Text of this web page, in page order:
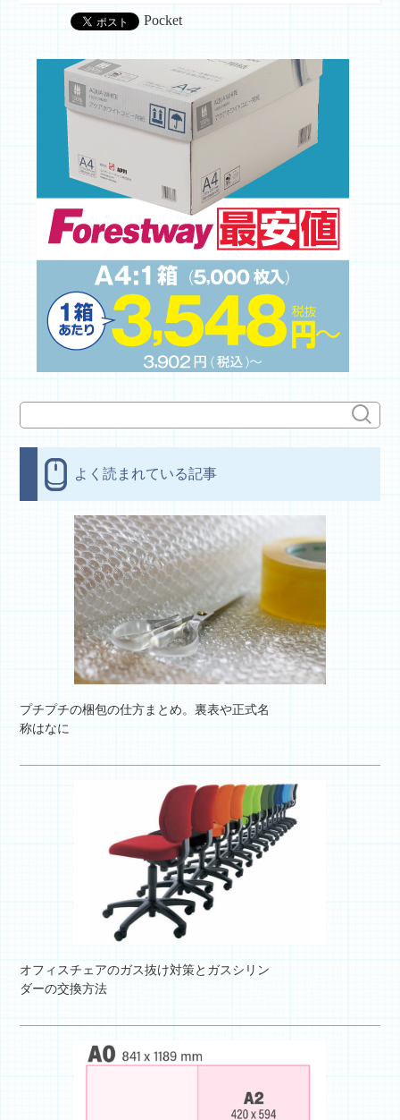
Pocket
よく読まれている記事
プチプチの梱包の仕方まとめ。裏表や正式名
称はなに
オフィスチェアのガス抜け対策とガスシリン
ダーの交換方法